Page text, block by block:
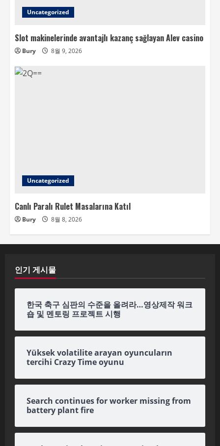
Uncategorized
Slot makinelerinde avantajlı kazanç sağlayan Alev casino
Bury 8월 9, 2026
Uncategorized
Canlı Paralı Rulet Masalarına Katıl
Bury 8월 8, 2026
인기 게시물
한국 축구 심판의 수준을 올려라…영상제작 워크
숍 및 멘토링 프로젝트 시행
Yüksek volatilite arayan oyuncuların
tercihi Crazy Time oyunu
Search continues for worker missing from
battery plant fire